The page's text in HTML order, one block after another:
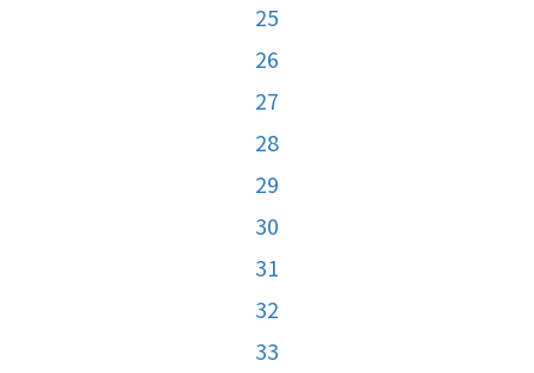
25
26
27
28
29
30
31
32
33